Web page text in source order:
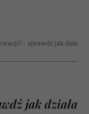
- sprawdź jak działa
jak działa